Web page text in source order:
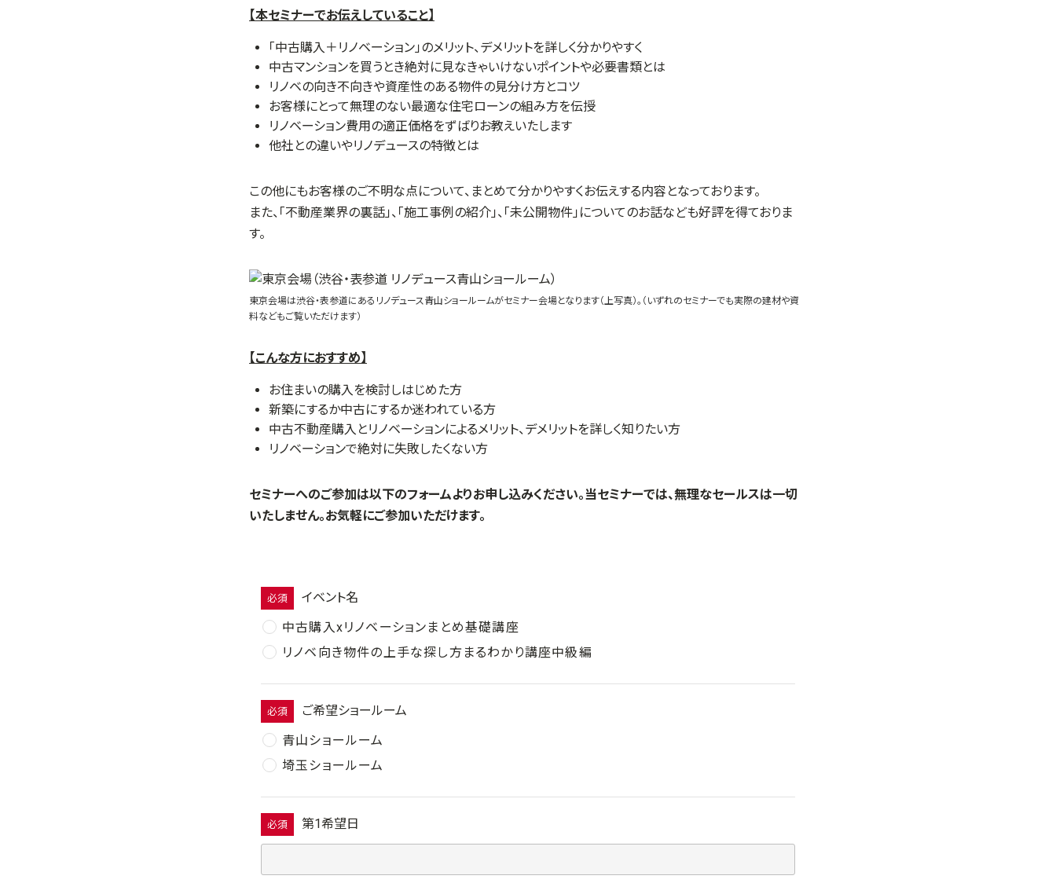
【本セミナーでお伝えしていること】
「中古購入＋リノベーション」のメリット、デメリットを詳しく分かりやすく
中古マンションを買うとき絶対に見なきゃいけないポイントや必要書類とは
リノベの向き不向きや資産性のある物件の見分け方とコツ
お客様にとって無理のない最適な住宅ローンの組み方を伝授
リノベーション費用の適正価格をずばりお教えいたします
他社との違いやリノデュースの特徴とは
この他にもお客様のご不明な点について、まとめて分かりやすくお伝えする内容となっております。
また、「不動産業界の裏話」、「施工事例の紹介」、「未公開物件」についてのお話なども好評を得ておりま
す。
東京会場は渋谷・表参道にあるリノデュース青山ショールームがセミナー会場となります（上写真）。（いずれのセミナーでも実際の建材や資
料などもご覧いただけます）
【こんな方におすすめ】
お住まいの購入を検討しはじめた方
新築にするか中古にするか迷われている方
中古不動産購入とリノベーションによるメリット、デメリットを詳しく知りたい方
リノベーションで絶対に失敗したくない方
セミナーへのご参加は以下のフォームよりお申し込みください。当セミナーでは、無理なセールスは一切
いたしません。お気軽にご参加いただけます。
必須
イベント名
中古購入xリノベーションまとめ基礎講座
リノベ向き物件の上手な探し方まるわかり講座中級編
必須
ご希望ショールーム
青山ショールーム
埼玉ショールーム
必須 第1希望日